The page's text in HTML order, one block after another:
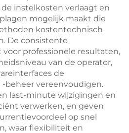
instelkosten verlaagt en
mogelijk maakt die
kostentechnisch
De consistente
professionele resultaten,
van de operator,
de
beheer vereenvoudigen.
last-minute wijzigingen en
verwerken, en geven
op snel
waar flexibiliteit en